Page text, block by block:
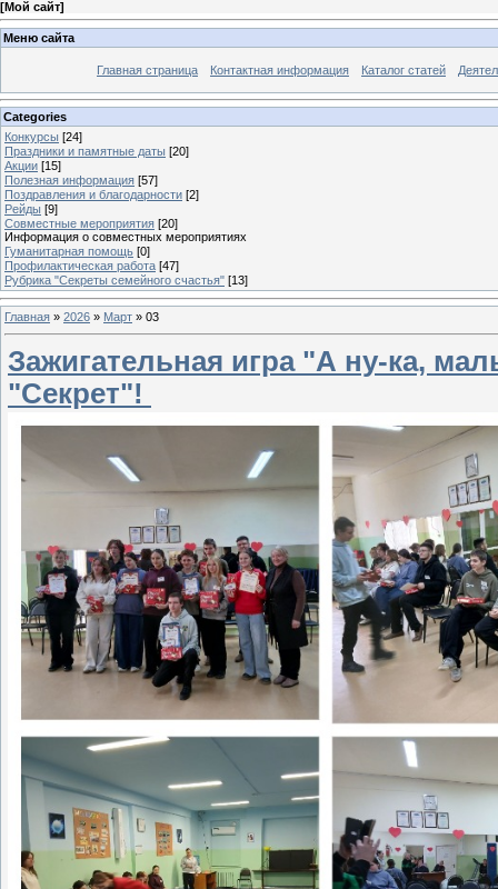
[Мой сайт]
Меню сайта
Главная страница Контактная информация Каталог статей
Categories
Конкурсы [24]
Праздники и памятные даты [20]
Акции [15]
Полезная информация [57]
Поздравления и благодарности [2]
Рейды [9]
Совместные мероприятия [20]
Информация о совместных мероприятиях
Гуманитарная помощь [0]
Профилактическая работа [47]
Рубрика "Секреты семейного счастья" [13]
Главная » 2026 » Март » 03
Зажигательная игра "А ну-ка,
"Секрет"! ⁣